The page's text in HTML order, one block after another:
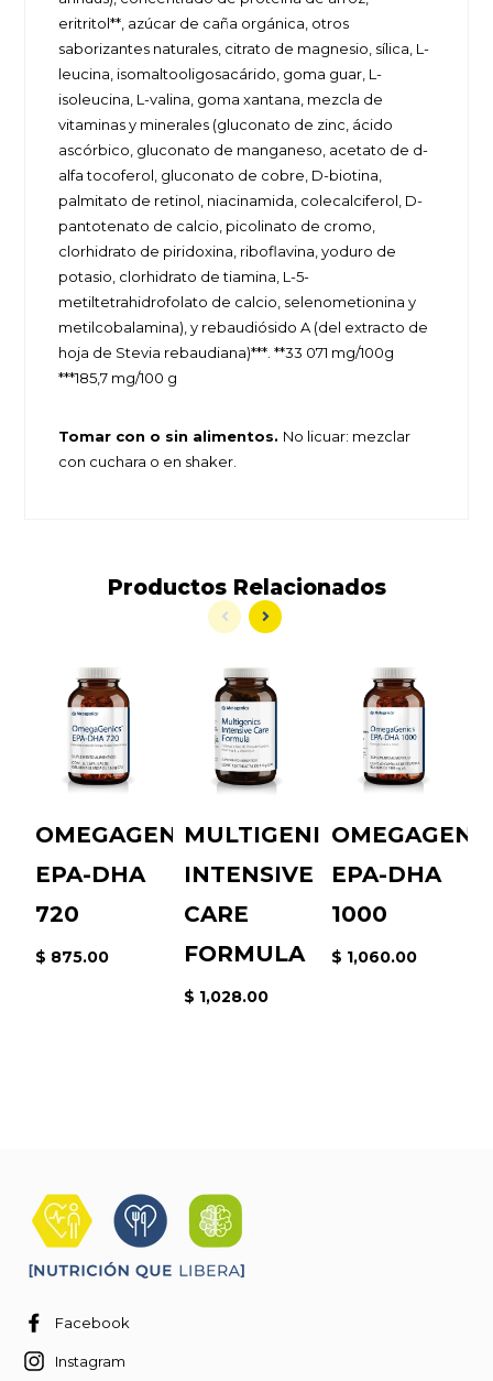
eritritol**, azúcar de caña orgánica, otros
saborizantes naturales, citrato de magnesio, sílica, L-
leucina, isomaltooligosacárido, goma guar, L-
isoleucina, L-valina, goma xantana, mezcla de
vitaminas y minerales (gluconato de zinc, ácido
ascórbico, gluconato de manganeso, acetato de d-
alfa tocoferol, gluconato de cobre, D-biotina,
palmitato de retinol, niacinamida, colecalciferol, D-
pantotenato de calcio, picolinato de cromo,
clorhidrato de piridoxina, riboflavina, yoduro de
potasio, clorhidrato de tiamina, L-5-
metiltetrahidrofolato de calcio, selenometionina y
metilcobalamina), y rebaudiósido A (del extracto de
hoja de Stevia rebaudiana)***. **33 071 mg/100g
***185,7 mg/100 g
Tomar con o sin alimentos. No licuar: mezclar
con cuchara o en shaker.
Productos Relacionados
OMEGAGENICS
EPA-DHA
720
$ 875.00
MULTIGENICS
INTENSIVE
CARE
FORMULA
$ 1,028.00
EPA-DHA
1000
$ 1,060.00
Facebook
Instagram